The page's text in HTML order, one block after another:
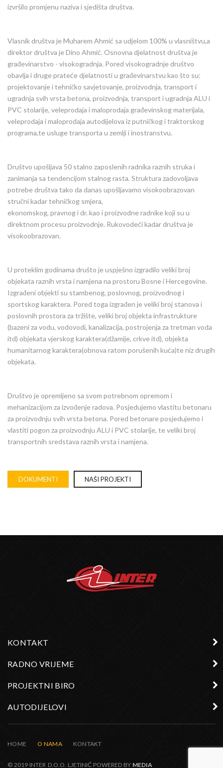
izvršilo promjenu naziva i sjedišta društva.
Vlasnik društva je Muharem Ahmić sa udjelom 100% u vlasništvu,a
direktor društva je Dino Ahmić. Osnovna djelatnost društva je
građevinarstvo - visokogradnja. Pored visokogradnje društvo
obavlja i druge prateće djelatnosti u građevinarstvu kao što su:
projektovanje i tehničko savjetovanje, proizvodnja, transport i
ugradnja svih vrsta betona, proizvodnja, transport i ugradnja ALU i
PVC stolarije, veleprodaja i maloprodaja građevinskog materijala,
veleprodaja i maloprodaja autodijelova iz putničkog i traktorskog
programa,te usluge transporta u zemlji i inostranstvu.
Društvo upošljava 50 stalno zaposlenih radnika raznih struka i
zanimanja sa tendencijom stalnog rasta. Struktura zadovoljava
potrebe društva tako da danas upošljavamo visokoobrazovan
stručni kadar tehničkog smjera,
ekonomskog, pravnog i dr. kao i proizvodne radnike koji su u
direktnom procesu proizvodnje. Rukovodeći kadar društva je
visokoobrazovan.
U proteklim godinama društo je uspješno izgradilo veliki broj
objekata raznih vrsta i namjena na prostoru Bosne i Hercegovine.
Izgrađeni objekti su stambenog, poslovnog, proizvodnog i
sportskog karaktera. Pored toga izgrađen je veliki broj stanova i
poslovnih prostora za tržište, veliki broj objekta infrastrukture
(bazeni za vodu, vodovodi, kanalizacija, postrojenja za tretman voda
itd) objekata vjerskog karaktera(džamije, crkve itd), objekta
humanitarnog karaktera(obnova ratom porušenih kuća)te niz drugih
objekata.
Društvo je opremljeno sa svom potrebnom opremom i
mehanizacijom za izvođenje radova. Posjedujemo vlastitu betonaru
za proizvodnju svih vrsta betona. Pored betonare posjedujemo i
vlastiti pogon za proizvodnju ALU i PVC stolarije, te veliki broj
transportnih sredstava raznih vrsta i namjena.
DOKUMENTI NAŠI PROJEKTI
KONTAKT
RADNO VRIJEME
PROJEKTNI BIRO
AUTODIJELOVI
HOME O NAMA KONTAKT
© 2019 INTER D.O.O. LJETINIĆ POWERED BY MEDIA